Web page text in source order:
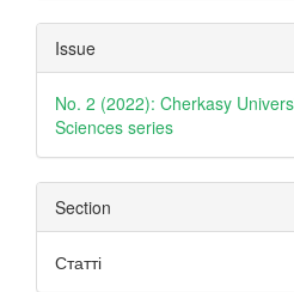
Issue
No. 2 (2022): Cherkasy
Sciences series
Section
Статті